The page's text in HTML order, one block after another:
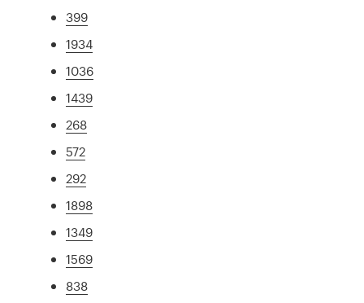
399
1934
1036
1439
268
572
292
1898
1349
1569
838